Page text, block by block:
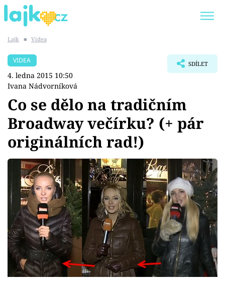
SHOPAHOLICADEL
Témata
Showbyznys
Youtubeři
Virály
Sex a vztahy
Videa
Sledujte prima+
Lajk ■ Videa
VIDEA
4. ledna 2015 10:50
Ivana Nádvorníková
SDÍLET
Co se dělo na tradičním
Broadway večírku? (+ pár
originálních rad!)